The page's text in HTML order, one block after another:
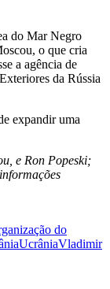
do Mar Negro
o que cria
a agência de
da Rússia
expandir uma
e Ron Popeski;
do
UcrâniaVladimir